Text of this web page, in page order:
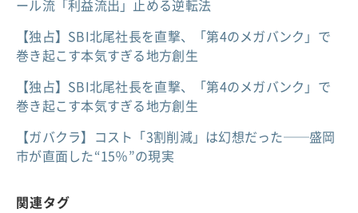
ール流「利益流出」止める逆転法
【独占】SBI北尾社長を直撃、「第4のメガバンク」で
巻き起こす本気すぎる地方創生
【独占】SBI北尾社長を直撃、「第4のメガバンク」で
巻き起こす本気すぎる地方創生
【ガバクラ】コスト「3割削減」は幻想だった──盛岡
市が直面した“15％”の現実
関連タグ